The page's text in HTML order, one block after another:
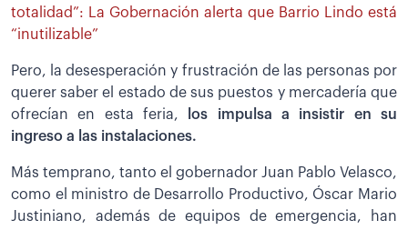
totalidad”: La Gobernación alerta que Barrio Lindo está
“inutilizable”
Pero, la desesperación y frustración de las personas por
querer saber el estado de sus puestos y mercadería que
ofrecían en esta feria,
los impulsa a insistir en su
ingreso a las instalaciones.
Más temprano, tanto el gobernador Juan Pablo Velasco,
como el ministro de Desarrollo Productivo, Óscar Mario
Justiniano, además de equipos de emergencia, han